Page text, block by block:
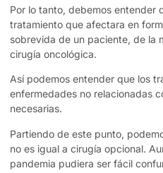
Por lo tanto, debemos entender
tratamiento que afectara en
sobrevida de un paciente, de la
cirugía oncológica.
Así podemos entender que los
enfermedades no relacionadas
necesarias.
Partiendo de este punto,
no es igual a cirugía opcional.
pandemia pudiera ser fácil